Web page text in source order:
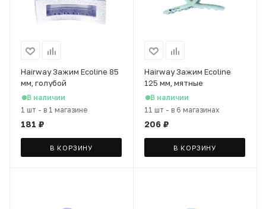
Hairway Зажим Ecoline 85
мм, голубой
В наличии
1 шт - в 1 магазине
181 ₽
В КОРЗИНУ
Hairway Зажим Ecoline
125 мм, мятные
В наличии
11 шт - в 6 магазинах
206 ₽
В КОРЗИНУ